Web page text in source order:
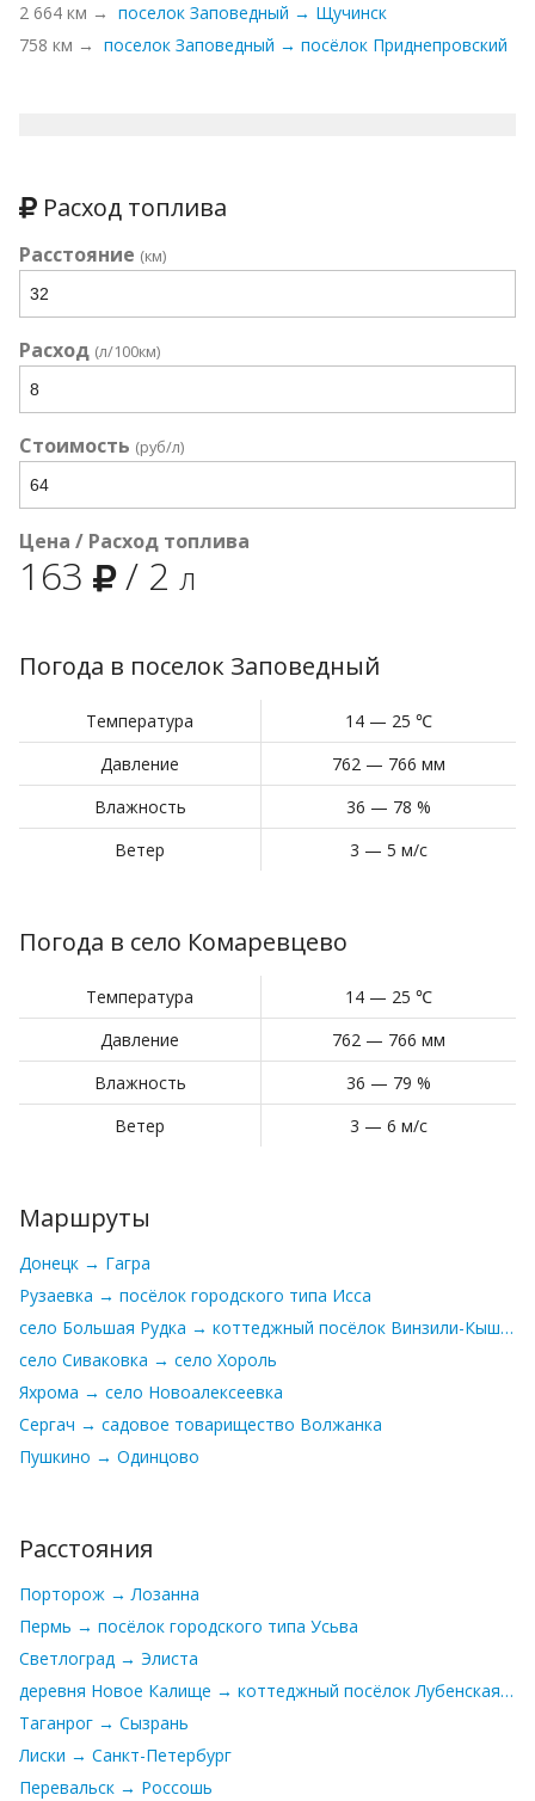
2 664 км → поселок Заповедный → Щучинск
758 км → поселок Заповедный → посёлок Приднепровский
Расход топлива
Расстояние (км)
Расход (л/100км)
Стоимость (руб/л)
Цена / Расход топлива
163 / 2 л
Погода в поселок Заповедный
Температура
14 — 25 ℃
Давление
762 — 766 мм
Влажность
36 — 78 %
Ветер
3 — 5 м/с
Погода в село Комаревцево
Температура
14 — 25 ℃
Давление
762 — 766 мм
Влажность
36 — 79 %
Ветер
3 — 6 м/с
Маршруты
Донецк → Гагра
Рузаевка → посёлок городского типа Исса
село Большая Рудка → коттеджный посёлок Винзили-Кыштырла
село Сиваковка → село Хороль
Яхрома → село Новоалексеевка
Сергач → садовое товарищество Волжанка
Пушкино → Одинцово
Расстояния
Порторож → Лозанна
Пермь → посёлок городского типа Усьва
Светлоград → Элиста
деревня Новое Калище → коттеджный посёлок Лубенская Долина
Таганрог → Сызрань
Лиски → Санкт-Петербург
Перевальск → Россошь